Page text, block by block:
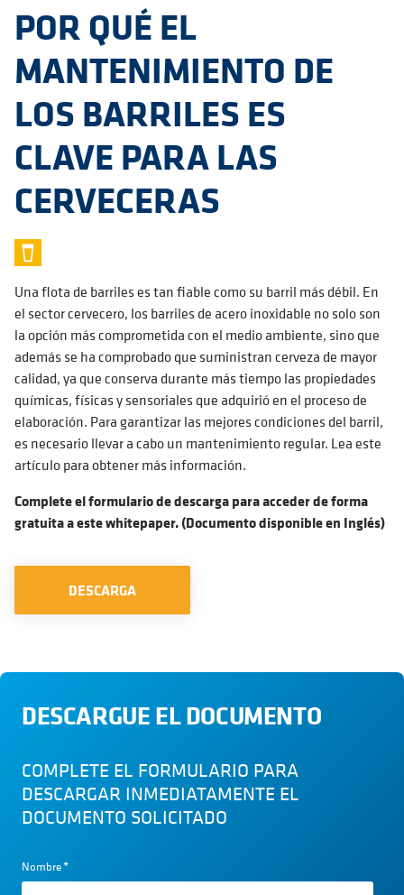
POR QUÉ EL
MANTENIMIENTO DE
LOS BARRILES ES
CLAVE PARA LAS
CERVECERAS
Una flota de barriles es tan fiable como su barril más débil. En
el sector cervecero, los barriles de acero inoxidable no solo son
la opción más comprometida con el medio ambiente, sino que
además se ha comprobado que suministran cerveza de mayor
calidad, ya que conserva durante más tiempo las propiedades
químicas, físicas y sensoriales que adquirió en el proceso de
elaboración. Para garantizar las mejores condiciones del barril,
es necesario llevar a cabo un mantenimiento regular. Lea este
artículo para obtener más información.
Complete el formulario de descarga para acceder de forma
gratuita a este whitepaper. (Documento disponible en Inglés)
DESCARGA
DESCARGUE EL DOCUMENTO
COMPLETE EL FORMULARIO PARA
DESCARGAR INMEDIATAMENTE EL
DOCUMENTO SOLICITADO
Nombre*